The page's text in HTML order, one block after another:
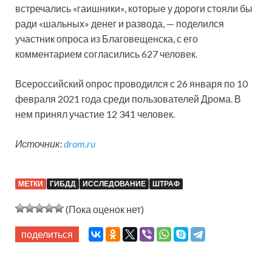
встречались «гаишники», которые у дороги стояли бы
ради «шальных» денег и развода, — поделился
участник опроса из Благовещенска, с его
комментарием согласились 627 человек.
Всероссийский опрос проводился с 26 января по 10
февраля 2021 года среди пользователей Дрома. В
нем принял участие 12 341 человек.
Источник:drom.ru
МЕТКИ ГИБДД ИССЛЕДОВАНИЕ ШТРАФ
(Пока оценок нет)
поделиться